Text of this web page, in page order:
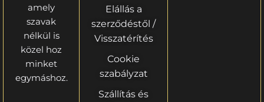
amely
szavak
nélkül is
közel hoz
minket
egymáshoz.
Elállás a
szerződéstől /
Visszatérítés
Cookie
szabályzat
Szállítás és